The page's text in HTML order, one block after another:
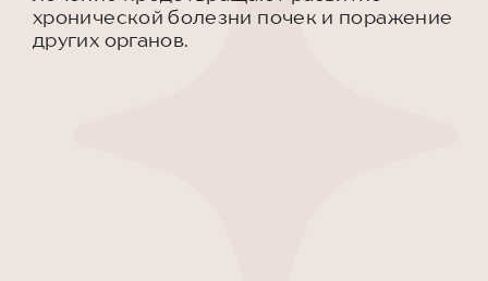
хронической болезни почек и поражение
других органов.